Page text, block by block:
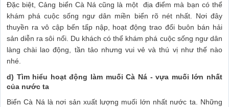
Đặc biệt, Cảng biển Cà Ná cũng là một địa điểm mà bạn có thể
khám phá cuộc sống ngư dân miền biển rõ nét nhất. Nơi đây
thuyền ra vô cập bến tấp nập, hoạt động trao đổi buôn bán hải
sản diễn ra sôi nổi. Du khách có thể khám phá cuộc sống ngư dân
làng chài lao động, tần tảo nhưng vui vẻ và thú vị như thế nào
nhé.
d) Tìm hiểu hoạt động làm muối Cà Ná - vựa muối lớn nhất
của nước ta
Biển Cà Ná là nơi sản xuất lượng muối lớn nhất nước ta. Những